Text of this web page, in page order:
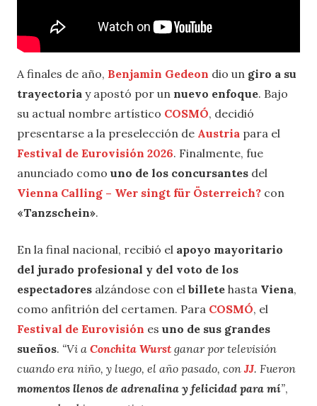
A finales de año, Benjamin Gedeon dio un giro a su
trayectoria y apostó por un nuevo enfoque. Bajo
su actual nombre artístico COSMÓ, decidió
presentarse a la preselección de Austria para el
Festival de Eurovisión 2026. Finalmente, fue
anunciado como uno de los concursantes del
Vienna Calling – Wer singt für Österreich? con
«Tanzschein».
En la final nacional, recibió el apoyo mayoritario
del jurado profesional y del voto de los
espectadores alzándose con el billete hasta Viena,
como anfitrión del certamen. Para COSMÓ, el
Festival de Eurovisión es uno de sus grandes
sueños. “Vi a Conchita Wurst ganar por televisión
cuando era niño, y luego, el año pasado, conJJ. Fueron
momentos llenos de adrenalina y felicidad para mí”,